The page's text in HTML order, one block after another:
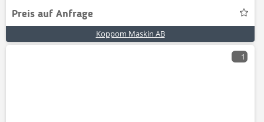
Preis auf Anfrage
Koppom Maskin AB
1